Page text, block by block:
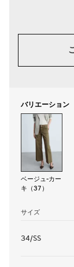
バリエーション
ベージュ-カー
キ（37）
サイズ
34/SS